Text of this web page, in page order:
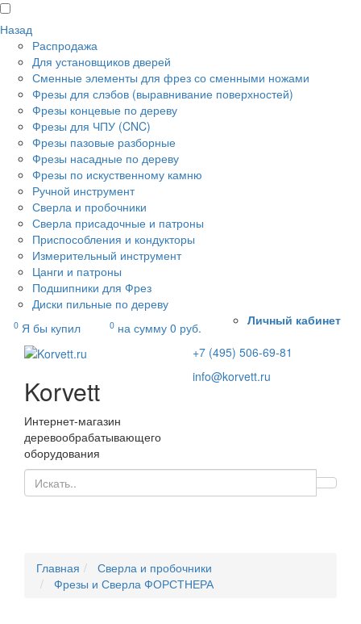
Назад
Распродажа
Для установщиков дверей
Сменные элементы для фрез со сменными ножами
Фрезы для слэбов (выравнивание поверхностей)
Фрезы концевые по дереву
Фрезы для ЧПУ (CNC)
Фрезы пазовые разборные
Фрезы насадные по дереву
Фрезы по искуственному камню
Ручной инструмент
Сверла и пробочники
Сверла присадочные и патроны
Приспособления и кондукторы
Измерительный инструмент
Цанги и патроны
Подшипники для Фрез
Диски пильные по дереву
0 Я бы купил 0 на сумму 0 руб. Личный кабинет
Korvett
Интернет-магазин
деревообрабатывающего
оборудования
+7 (495) 506-69-81
info@korvett.ru
Главная
Сверла и пробочники
Фрезы и Сверла ФОРСТНЕРА